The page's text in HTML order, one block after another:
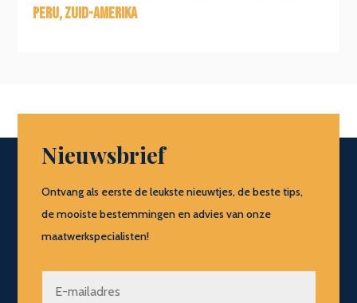
Peru,Zuid-Amerika
Nieuwsbrief
Ontvang als eerste de leukste nieuwtjes, de beste tips,
de mooiste bestemmingen en advies van onze
maatwerkspecialisten!